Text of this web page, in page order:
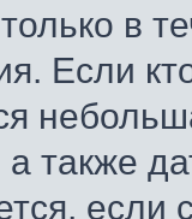
в
Если
а также
если